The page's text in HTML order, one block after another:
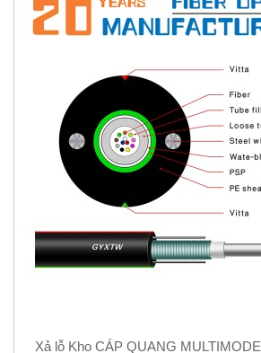
Xả lỗ Kho CÁP QUANG MULTIMODE CÁP QUANG